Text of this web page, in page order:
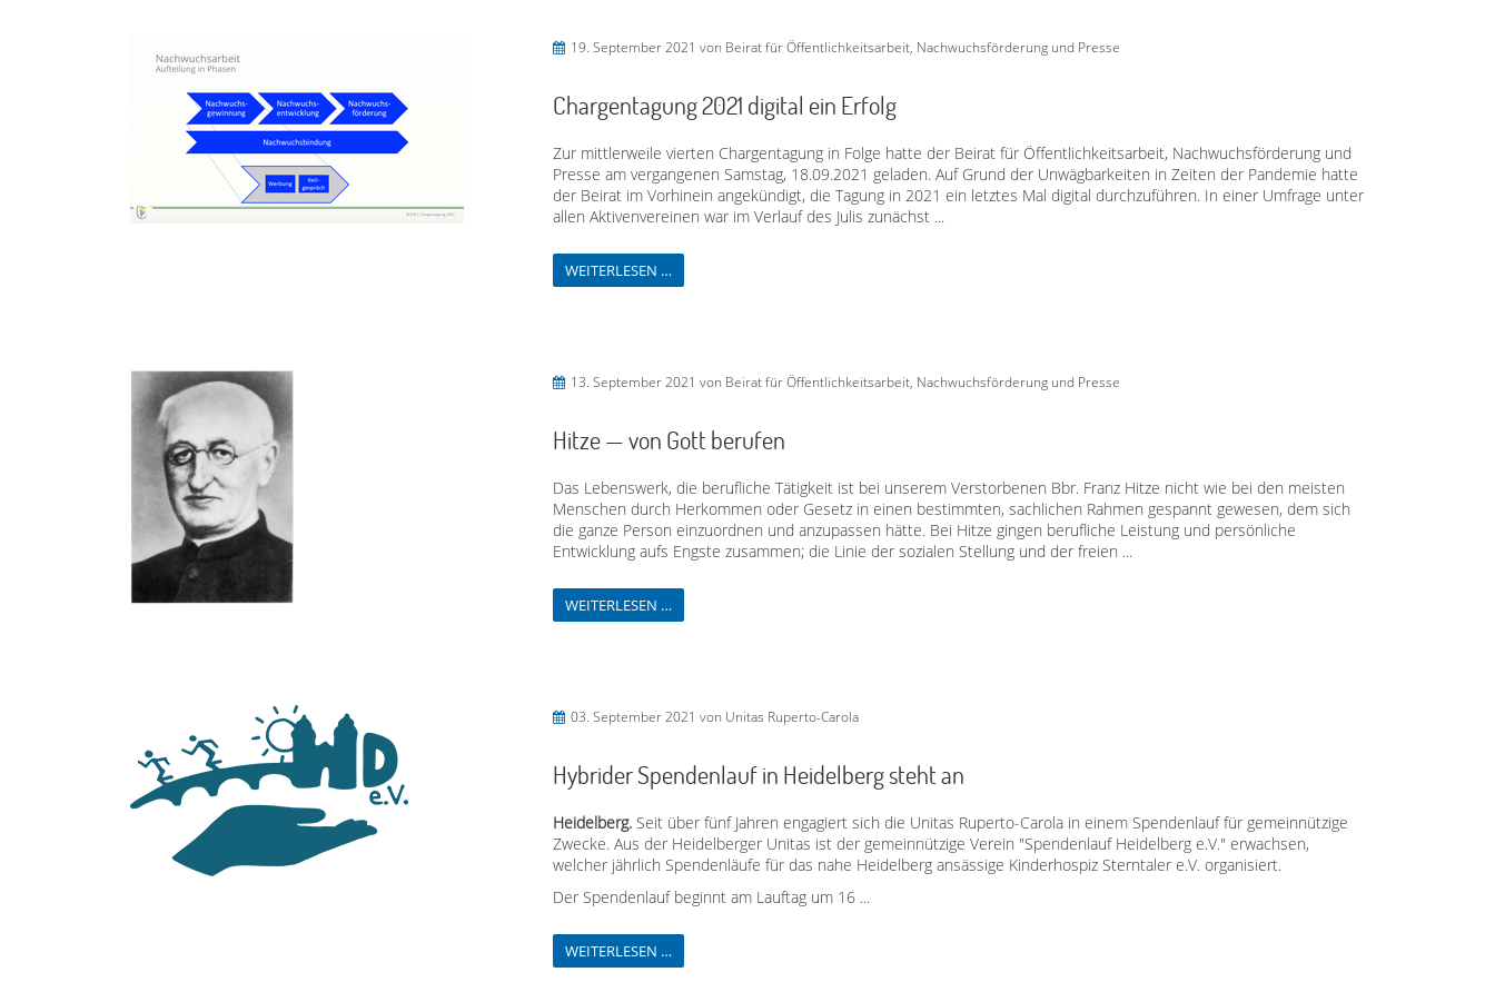
19. September 2021 von Beirat für Öffentlichkeitsarbeit, Nachwuchsförderung und Presse
Chargentagung 2021 digital ein Erfolg
Zur mittlerweile vierten Chargentagung in Folge hatte der Beirat für Öffentlichkeitsarbeit, Nachwuchsförderung und
Presse am vergangenen Samstag, 18.09.2021 geladen. Auf Grund der Unwägbarkeiten in Zeiten der Pandemie hatte
der Beirat im Vorhinein angekündigt, die Tagung in 2021 ein letztes Mal digital durchzuführen. In einer Umfrage unter
allen Aktivenvereinen war im Verlauf des Julis zunächst ...
WEITERLESEN …
13. September 2021 von Beirat für Öffentlichkeitsarbeit, Nachwuchsförderung und Presse
Hitze — von Gott berufen
Das Lebenswerk, die berufliche Tätigkeit ist bei unserem Verstorbenen Bbr. Franz Hitze nicht wie bei den meisten
Menschen durch Herkommen oder Gesetz in einen bestimmten, sachlichen Rahmen gespannt gewesen, dem sich
die ganze Person einzuordnen und anzupassen hätte. Bei Hitze gingen berufliche Leistung und persönliche
Entwicklung aufs Engste zusammen; die Linie der sozialen Stellung und der freien ...
WEITERLESEN …
03. September 2021 von Unitas Ruperto-Carola
Hybrider Spendenlauf in Heidelberg steht an
Heidelberg. Seit über fünf Jahren engagiert sich die Unitas Ruperto-Carola in einem Spendenlauf für gemeinnützige
Zwecke. Aus der Heidelberger Unitas ist der gemeinnützige Verein "Spendenlauf Heidelberg e.V." erwachsen,
welcher jährlich Spendenläufe für das nahe Heidelberg ansässige Kinderhospiz Sterntaler e.V. organisiert.
Der Spendenlauf beginnt am Lauftag um 16 ...
WEITERLESEN …